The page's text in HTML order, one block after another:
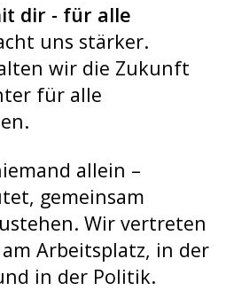
dir - für alle
uns stärker.
wir die Zukunft
für alle
allein –
gemeinsam
Wir vertreten
Arbeitsplatz, in der
in der Politik.